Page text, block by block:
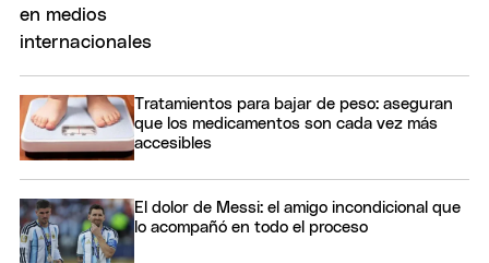
Tratamientos para bajar de peso: aseguran
que los medicamentos son cada vez más
accesibles
El dolor de Messi: el amigo incondicional que
lo acompañó en todo el proceso